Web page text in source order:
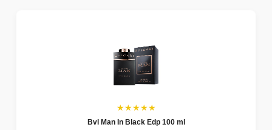
★★★★★
Bvl Man In Black Edp 100 ml